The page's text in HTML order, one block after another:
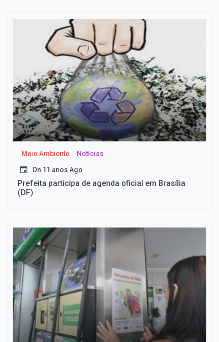
Meio Ambiente Notícias
On 11 anos Ago
Prefeita participa de agenda oficial em Brasília
(DF)